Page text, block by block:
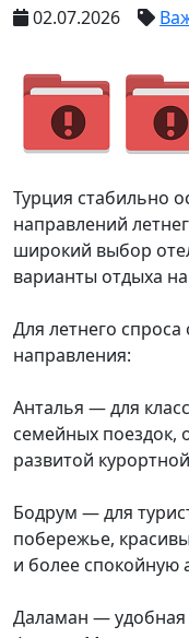
02.07.2026
Турция стабильно
направлений
широкий выбор
варианты отдыха
Для летнего
направления:
Анталья — для
семейных поездок,
развитой
Бодрум — для
побережье,
и более спокойную
Даламан — удобная